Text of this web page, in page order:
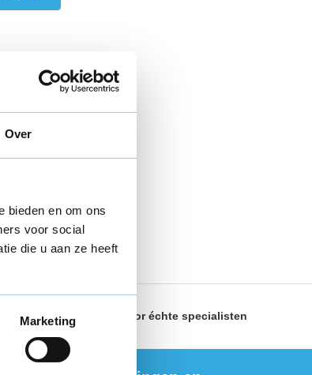
Over
bieden en om ons
voor social
die u aan ze heeft
MarketingGeselecteerd dooréchte specialisten